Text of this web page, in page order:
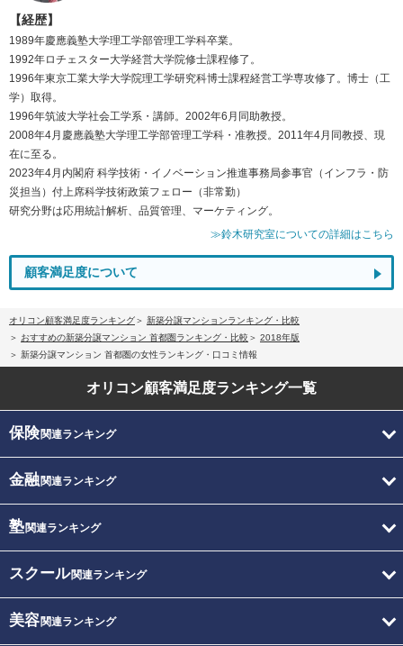
【経歴】
1989年慶應義塾大学理工学部管理工学科卒業。
1992年ロチェスター大学経営大学院修士課程修了。
1996年東京工業大学大学院理工学研究科博士課程経営工学専攻修了。博士（工
学）取得。
1996年筑波大学社会工学系・講師。2002年6月同助教授。
2008年4月慶應義塾大学理工学部管理工学科・准教授。2011年4月同教授、現
在に至る。
2023年4月内閣府 科学技術・イノベーション推進事務局参事官（インフラ・防
災担当）付上席科学技術政策フェロー（非常勤）
研究分野は応用統計解析、品質管理、マーケティング。
≫鈴木研究室についての詳細はこちら
顧客満足度について
オリコン顧客満足度ランキング
新築分譲マンションランキング・比較
おすすめの新築分譲マンション 首都圏ランキング・比較
2018年版
新築分譲マンション 首都圏の女性ランキング・口コミ情報
オリコン顧客満足度ランキング一覧
保険関連ランキング
金融関連ランキング
塾関連ランキング
スクール関連ランキング
美容関連ランキング